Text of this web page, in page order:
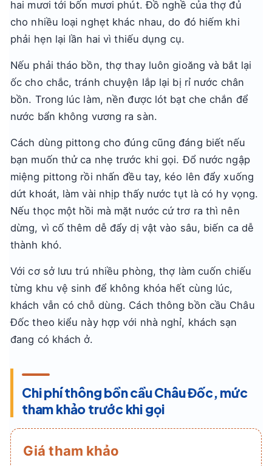
hai mươi tới bốn mươi phút. Đồ nghề của thợ đủ
cho nhiều loại nghẹt khác nhau, do đó hiếm khi
phải hẹn lại lần hai vì thiếu dụng cụ.
Nếu phải tháo bồn, thợ thay luôn gioăng và bắt lại
ốc cho chắc, tránh chuyện lắp lại bị rỉ nước chân
bồn. Trong lúc làm, nền được lót bạt che chắn để
nước bẩn không vương ra sàn.
Cách dùng pittong cho đúng cũng đáng biết nếu
bạn muốn thử ca nhẹ trước khi gọi. Đổ nước ngập
miệng pittong rồi nhấn đều tay, kéo lên đẩy xuống
dứt khoát, làm vài nhịp thấy nước tụt là có hy vọng.
Nếu thọc một hồi mà mặt nước cứ trơ ra thì nên
dừng, vì cố thêm dễ đẩy dị vật vào sâu, biến ca dễ
thành khó.
Với cơ sở lưu trú nhiều phòng, thợ làm cuốn chiếu
từng khu vệ sinh để không khóa hết cùng lúc,
khách vẫn có chỗ dùng. Cách thông bồn cầu Châu
Đốc theo kiểu này hợp với nhà nghỉ, khách sạn
đang có khách ở.
Chi phí thông bồn cầu Châu Đốc, mức
tham khảo trước khi gọi
Giá tham khảo